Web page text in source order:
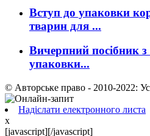
Вступ до упаковки
тварин для ...
Вичерпний посібник
упаковки...
© Авторське право - 2010-2022:
Надіслати електронного листа
x
[javascript][/javascript]